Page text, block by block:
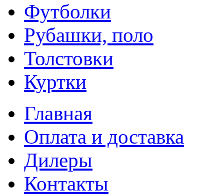
Футболки
Рубашки, поло
Толстовки
Куртки
Главная
Оплата и доставка
Дилеры
Контакты